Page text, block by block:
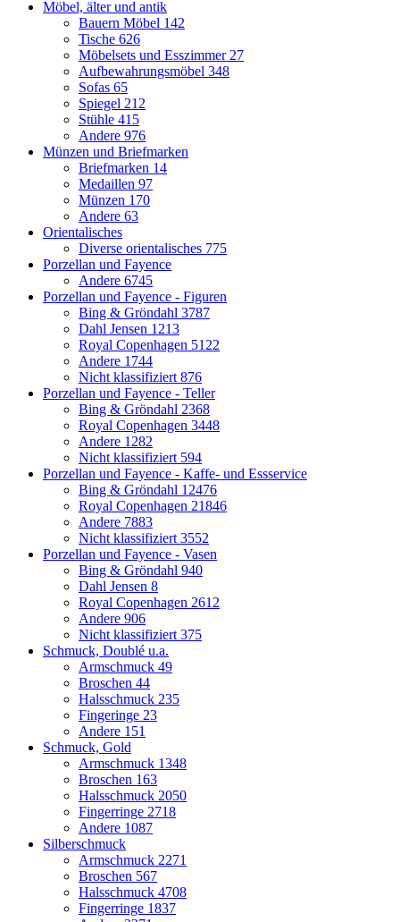
Möbel, älter und antik
Bauern Möbel 142
Tische 626
Möbelsets und Esszimmer 27
Aufbewahrungsmöbel 348
Sofas 65
Spiegel 212
Stühle 415
Andere 976
Münzen und Briefmarken
Briefmarken 14
Medaillen 97
Münzen 170
Andere 63
Orientalisches
Diverse orientalisches 775
Porzellan und Fayence
Andere 6745
Porzellan und Fayence - Figuren
Bing & Gröndahl 3787
Dahl Jensen 1213
Royal Copenhagen 5122
Andere 1744
Nicht klassifiziert 876
Porzellan und Fayence - Teller
Bing & Gröndahl 2368
Royal Copenhagen 3448
Andere 1282
Nicht klassifiziert 594
Porzellan und Fayence - Kaffe- und Essservice
Bing & Gröndahl 12476
Royal Copenhagen 21846
Andere 7883
Nicht klassifiziert 3552
Porzellan und Fayence - Vasen
Bing & Gröndahl 940
Dahl Jensen 8
Royal Copenhagen 2612
Andere 906
Nicht klassifiziert 375
Schmuck, Doublé u.a.
Armschmuck 49
Broschen 44
Halsschmuck 235
Fingeringe 23
Andere 151
Schmuck, Gold
Armschmuck 1348
Broschen 163
Halsschmuck 2050
Fingerringe 2718
Andere 1087
Silberschmuck
Armschmuck 2271
Broschen 567
Halsschmuck 4708
Fingerringe 1837